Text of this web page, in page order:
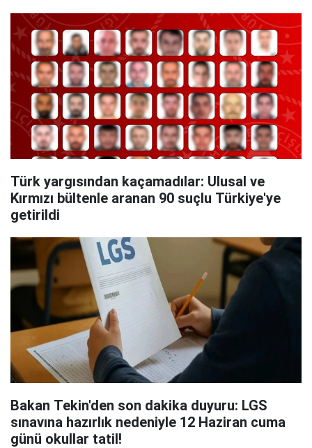
Türk yargısından kaçamadılar: Ulusal ve
Kırmızı bültenle aranan 90 suçlu Türkiye'ye
getirildi
Bakan Tekin'den son dakika duyuru: LGS
sınavına hazırlık nedeniyle 12 Haziran cuma
günü okullar tatil!